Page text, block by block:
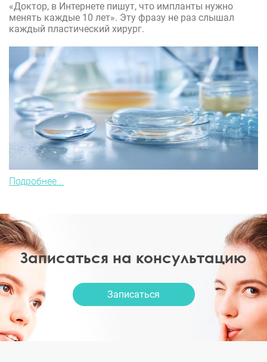
«Доктор, в Интернете пишут, что импланты нужно
менять каждые 10 лет». Эту фразу не раз слышал
каждый пластический хирург.
Подробнее...
Записаться на консультацию
Записаться